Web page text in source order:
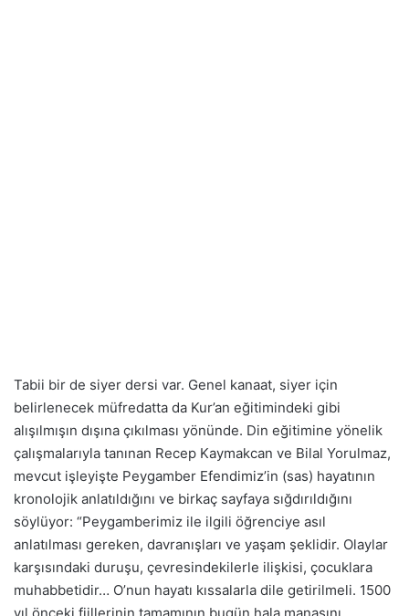
Tabii bir de siyer dersi var. Genel kanaat, siyer için
belirlenecek müfredatta da Kur’an eğitimindeki gibi
alışılmışın dışına çıkılması yönünde. Din eğitimine yönelik
çalışmalarıyla tanınan Recep Kaymakcan ve Bilal Yorulmaz,
mevcut işleyişte Peygamber Efendimiz’in (sas) hayatının
kronolojik anlatıldığını ve birkaç sayfaya sığdırıldığını
söylüyor: “Peygamberimiz ile ilgili öğrenciye asıl
anlatılması gereken, davranışları ve yaşam şeklidir. Olaylar
karşısındaki duruşu, çevresindekilerle ilişkisi, çocuklara
muhabbetidir… O’nun hayatı kıssalarla dile getirilmeli. 1500